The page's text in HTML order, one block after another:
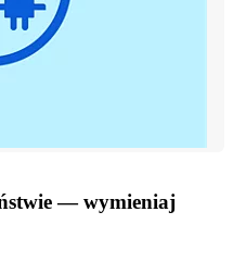
— wymieniaj